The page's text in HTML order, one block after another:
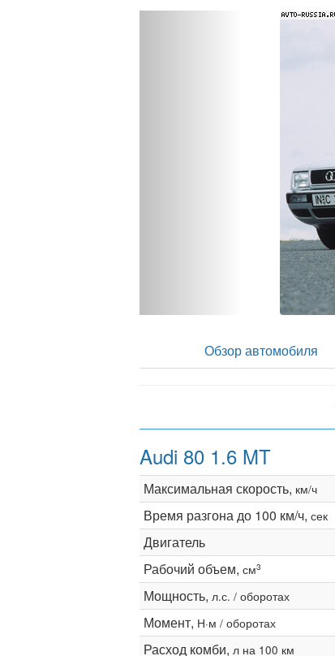
Обзор автомобиля
Audi 80 1.6 MT
Максимальная скорость, км/ч
Время разгона до 100 км/ч, сек
Двигатель
Рабочий объем, см3
Мощность, л.с. / оборотах
Момент, Н·м / оборотах
Расход комби, л на 100 км